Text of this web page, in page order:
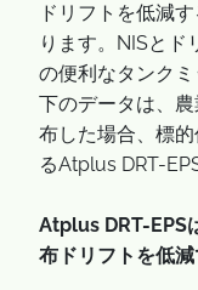
ドリフトを低減
ります。NISとド
の便利なタンク
下のデータは、
布した場合、標
るAtplus DRT-
Atplus DRT-EPS
布ドリフトを低減